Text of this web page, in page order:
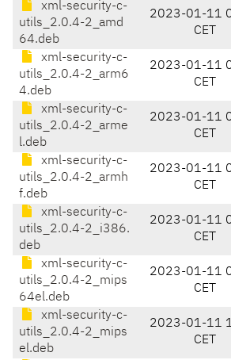
xml-security-c-
utils_2.0.4-2_amd
64.deb
2023-01-11
CET
xml-security-c-
utils_2.0.4-2_arm6
4.deb
2023-01-11
CET
xml-security-c-
utils_2.0.4-2_arme
l.deb
2023-01-11
CET
xml-security-c-
utils_2.0.4-2_armh
f.deb
2023-01-11
CET
xml-security-c-
utils_2.0.4-2_i386.
deb
2023-01-11
CET
xml-security-c-
utils_2.0.4-2_mips
64el.deb
2023-01-11
CET
xml-security-c-
utils_2.0.4-2_mips
el.deb
2023-01-11
CET